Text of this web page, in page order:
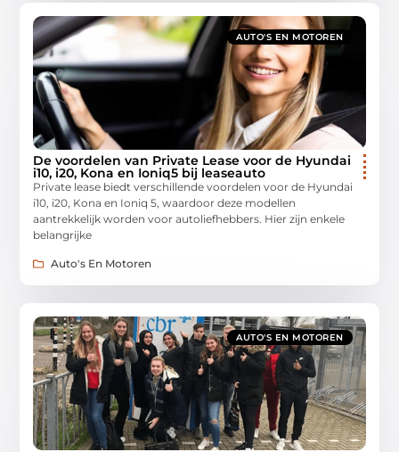
AUTO'S EN MOTOREN
De voordelen van Private Lease voor de Hyundai
i10, i20, Kona en Ioniq5 bij leaseauto
Private lease biedt verschillende voordelen voor de Hyundai
i10, i20, Kona en Ioniq 5, waardoor deze modellen
aantrekkelijk worden voor autoliefhebbers. Hier zijn enkele
belangrijke
Auto's En Motoren
AUTO'S EN MOTOREN